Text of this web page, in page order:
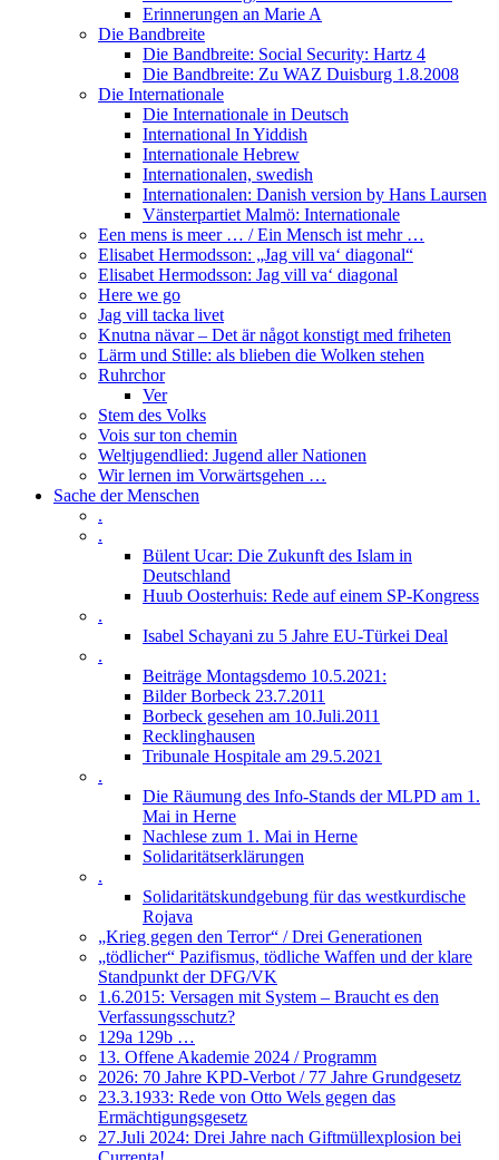
Erinnerungen an Marie A
Die Bandbreite
Die Bandbreite: Social Security: Hartz 4
Die Bandbreite: Zu WAZ Duisburg 1.8.2008
Die Internationale
Die Internationale in Deutsch
International In Yiddish
Internationale Hebrew
Internationalen, swedish
Internationalen: Danish version by Hans Laursen
Vänsterpartiet Malmö: Internationale
Een mens is meer … / Ein Mensch ist mehr …
Elisabet Hermodsson: „Jag vill va‘ diagonal“
Elisabet Hermodsson: Jag vill va‘ diagonal
Here we go
Jag vill tacka livet
Knutna nävar – Det är något konstigt med friheten
Lärm und Stille: als blieben die Wolken stehen
Ruhrchor
Ver
Stem des Volks
Vois sur ton chemin
Weltjugendlied: Jugend aller Nationen
Wir lernen im Vorwärtsgehen …
Sache der Menschen
.
.
Bülent Ucar: Die Zukunft des Islam in
Deutschland
Huub Oosterhuis: Rede auf einem SP-Kongress
.
Isabel Schayani zu 5 Jahre EU-Türkei Deal
.
Beiträge Montagsdemo 10.5.2021:
Bilder Borbeck 23.7.2011
Borbeck gesehen am 10.Juli.2011
Recklinghausen
Tribunale Hospitale am 29.5.2021
.
Die Räumung des Info-Stands der MLPD am 1.
Mai in Herne
Nachlese zum 1. Mai in Herne
Solidaritätserklärungen
.
Solidaritätskundgebung für das westkurdische
Rojava
„Krieg gegen den Terror“ / Drei Generationen
„tödlicher“ Pazifismus, tödliche Waffen und der klare
Standpunkt der DFG/VK
1.6.2015: Versagen mit System – Braucht es den
Verfassungsschutz?
129a 129b …
13. Offene Akademie 2024 / Programm
2026: 70 Jahre KPD-Verbot / 77 Jahre Grundgesetz
23.3.1933: Rede von Otto Wels gegen das
Ermächtigungsgesetz
27.Juli 2024: Drei Jahre nach Giftmüllexplosion bei